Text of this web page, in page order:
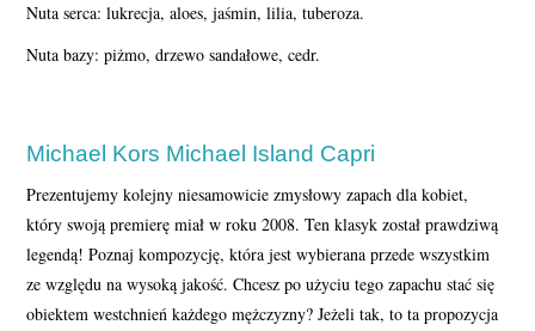
Nuta serca: lukrecja, aloes, jaśmin, lilia, tuberoza.
Nuta bazy: piżmo, drzewo sandałowe, cedr.
Michael Kors Michael Island Capri
Prezentujemy kolejny niesamowicie zmysłowy zapach dla kobiet,
który swoją premierę miał w roku 2008. Ten klasyk został prawdziwą
legendą! Poznaj kompozycję, która jest wybierana przede wszystkim
ze względu na wysoką jakość. Chcesz po użyciu tego zapachu stać się
obiektem westchnień każdego mężczyzny? Jeżeli tak, to ta propozycja